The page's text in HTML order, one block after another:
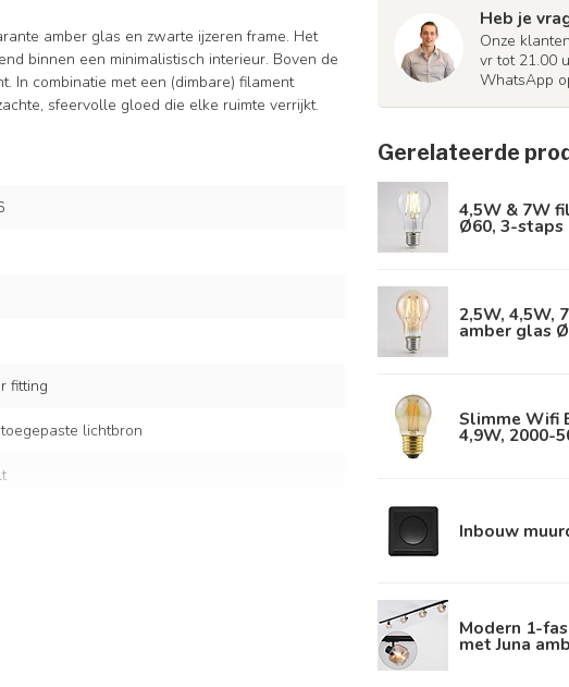
amber glas en zwarte ijzeren frame. Het
binnen een minimalistisch interieur. Boven de
In combinatie met een (dimbare) filament
sfeervolle gloed die elke ruimte verrijkt.
fitting
lichtbron
Heb je
Onze
vr tot 21.00
WhatsApp
Gerelateerde
4,5W & 7W
Ø60, 3-staps
2,5W, 4,5W,
amber glas
Slimme Wifi
4,9W, 2000-
Inbouw
Modern 1-
met Juna